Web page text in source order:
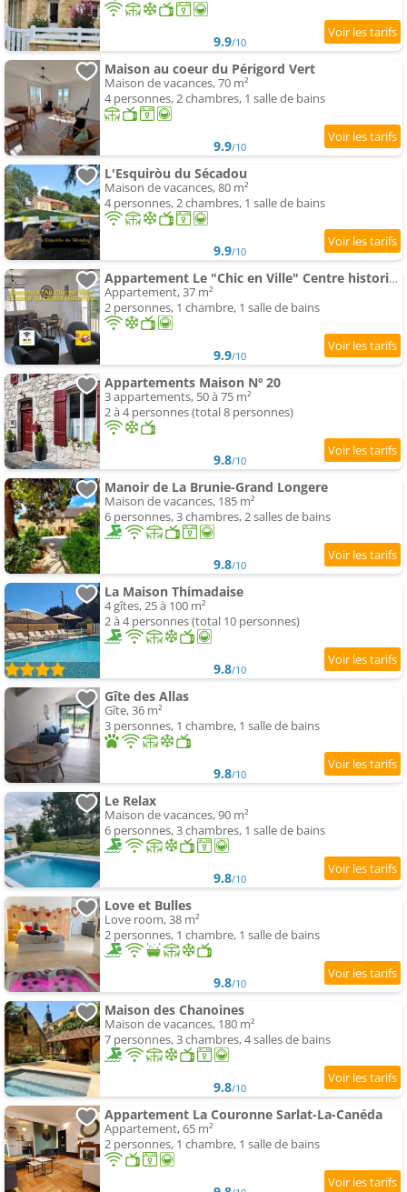
9.9/10
Maison au coeur du Périgord Vert
Maison de vacances, 70 m²
4 personnes, 2 chambres, 1 salle de bains
9.9/10
L'Esquiròu du Sécadou
Maison de vacances, 80 m²
4 personnes, 2 chambres, 1 salle de bains
9.9/10
Appartement Le "Chic en Ville" Centre historique, climatisé, wifi, Parking sous-sol inclus
Appartement, 37 m²
2 personnes, 1 chambre, 1 salle de bains
9.9/10
Appartements Maison Nº 20
3 appartements, 50 à 75 m²
2 à 4 personnes (total 8 personnes)
9.8/10
Manoir de La Brunie-Grand Longere
Maison de vacances, 185 m²
6 personnes, 3 chambres, 2 salles de bains
9.8/10
La Maison Thimadaise
4 gîtes, 25 à 100 m²
2 à 4 personnes (total 10 personnes)
9.8/10
Gîte des Allas
Gîte, 36 m²
3 personnes, 1 chambre, 1 salle de bains
9.8/10
Le Relax
Maison de vacances, 90 m²
6 personnes, 3 chambres, 1 salle de bains
9.8/10
Love et Bulles
Love room, 38 m²
2 personnes, 1 chambre, 1 salle de bains
9.8/10
Maison des Chanoines
Maison de vacances, 180 m²
7 personnes, 3 chambres, 4 salles de bains
9.8/10
Appartement La Couronne Sarlat-La-Canéda
Appartement, 65 m²
2 personnes, 1 chambre, 1 salle de bains